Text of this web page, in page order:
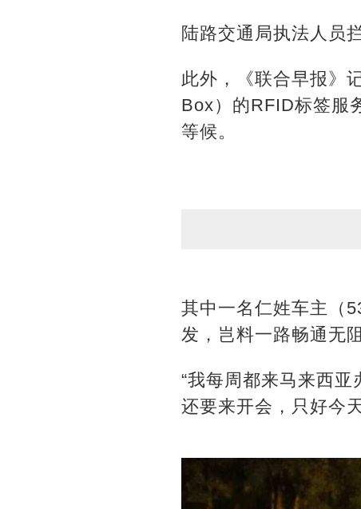
陆路交通局执法人员
此外，《联合早报》
Box）的RFID标签服
等候。
其中一名仁姓车主（
发，岂料一路畅通无
“我每周都来马来西
还要来开会，只好今